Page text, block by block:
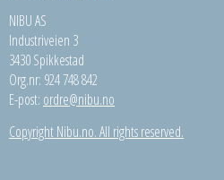
NIBU AS
Industriveien 3
3430 Spikkestad
Org.nr: 924 748 842
E-post: ordre@nibu.no
Copyright Nibu.no. All rights reserved.